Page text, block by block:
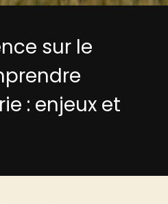
: enjeux et